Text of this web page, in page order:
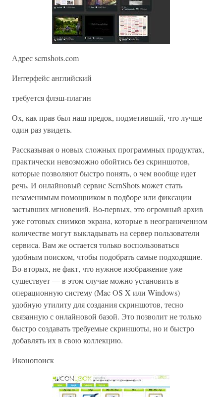
Адрес scrnshots.com
Интерфейс английский
требуется флэш-плагин
Ох, как прав был наш предок, подметивший, что лучше
один раз увидеть.
Рассказывая о новых сложных программных продуктах,
практически невозможно обойтись без скриншотов,
которые позволяют быстро понять, о чем вообще идет
речь. И онлайновый сервис ScrnShots может стать
незаменимым помощником в подборе или фиксации
застывших мгновений. Во-первых, это огромный архив
уже готовых снимков экрана, которые в неограниченном
количестве могут выкладывать на сервер пользователи
сервиса. Вам же остается только воспользоваться
удобным поиском, чтобы подобрать самые подходящие.
Во-вторых, не факт, что нужное изображение уже
существует — в этом случае можно установить в
операционную систему (Mac OS X или Windows)
удобную утилиту для создания скриншотов, тесно
связанную с онлайновой базой. Это позволит не только
быстро создавать требуемые скриншоты, но и быстро
добавлять их в свою коллекцию.
Иконопоиск